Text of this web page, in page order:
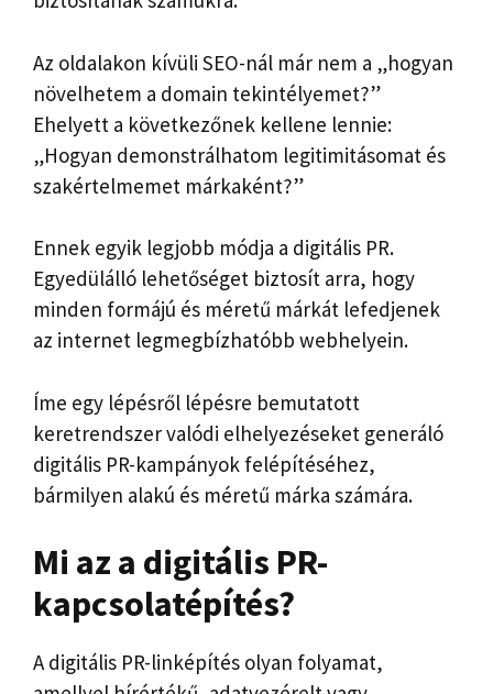
Az oldalakon kívüli SEO-nál már nem a „hogyan
növelhetem a domain tekintélyemet?”
Ehelyett a következőnek kellene lennie:
„Hogyan demonstrálhatom legitimitásomat és
szakértelmemet márkaként?”
Ennek egyik legjobb módja a digitális PR.
Egyedülálló lehetőséget biztosít arra, hogy
minden formájú és méretű márkát lefedjenek
az internet legmegbízhatóbb webhelyein.
Íme egy lépésről lépésre bemutatott
keretrendszer valódi elhelyezéseket generáló
digitális PR-kampányok felépítéséhez,
bármilyen alakú és méretű márka számára.
Mi az a digitális PR-
kapcsolatépítés?
A digitális PR-linképítés olyan folyamat,